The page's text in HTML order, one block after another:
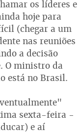
os líderes e
hoje para
(chegar a um
nas reuniões
a decisão
O ministro da
está no Brasil.
sexta-feira -
e aí